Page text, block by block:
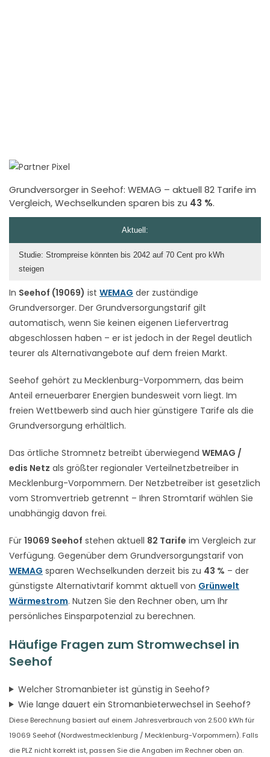
Grundversorger in Seehof: WEMAG – aktuell 82 Tarife im
Vergleich, Wechselkunden sparen bis zu 43 %.
In Seehof (19069) ist WEMAG der zuständige
Grundversorger. Der Grundversorgungstarif gilt
automatisch, wenn Sie keinen eigenen Liefervertrag
abgeschlossen haben – er ist jedoch in der Regel deutlich
teurer als Alternativangebote auf dem freien Markt.
Seehof gehört zu Mecklenburg-Vorpommern, das beim
Anteil erneuerbarer Energien bundesweit vorn liegt. Im
freien Wettbewerb sind auch hier günstigere Tarife als die
Grundversorgung erhältlich.
Das örtliche Stromnetz betreibt überwiegend WEMAG /
edis Netz als größter regionaler Verteilnetzbetreiber in
Mecklenburg-Vorpommern. Der Netzbetreiber ist gesetzlich
vom Stromvertrieb getrennt – Ihren Stromtarif wählen Sie
unabhängig davon frei.
Für 19069 Seehof stehen aktuell 82 Tarife im Vergleich zur
Verfügung. Gegenüber dem Grundversorgungstarif von
WEMAG sparen Wechselkunden derzeit bis zu 43 % – der
günstigste Alternativtarif kommt aktuell von Grünwelt
Wärmestrom. Nutzen Sie den Rechner oben, um Ihr
persönliches Einsparpotenzial zu berechnen.
Häufige Fragen zum Stromwechsel in
Seehof
Welcher Stromanbieter ist günstig in Seehof?
Wie lange dauert ein Stromanbieterwechsel in Seehof?
Diese Berechnung basiert auf einem Jahresverbrauch von 2.500 kWh für
19069 Seehof (Nordwestmecklenburg / Mecklenburg-Vorpommern). Falls
die PLZ nicht korrekt ist, passen Sie die Angaben im Rechner oben an.
Aktuell:
Studie: Strompreise könnten bis 2042 auf 70 Cent pro kWh
steigen